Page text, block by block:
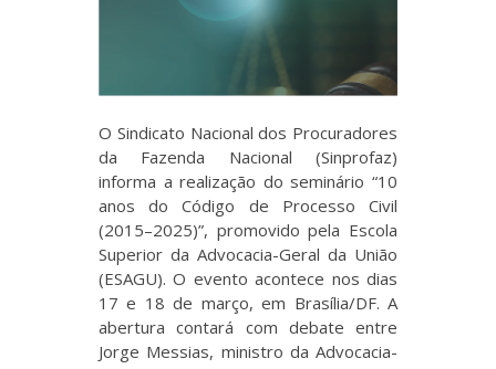
O Sindicato Nacional dos Procuradores
da Fazenda Nacional (Sinprofaz)
informa a realização do seminário “10
anos do Código de Processo Civil
(2015–2025)”, promovido pela Escola
Superior da Advocacia-Geral da União
(ESAGU). O evento acontece nos dias
17 e 18 de março, em Brasília/DF. A
abertura contará com debate entre
Jorge Messias, ministro da Advocacia-